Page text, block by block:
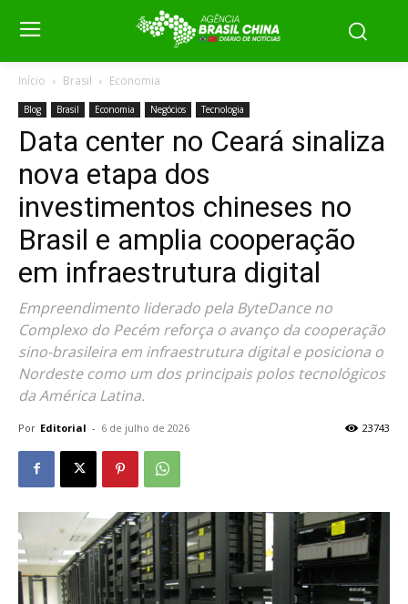
Início Brasil Economia
Blog Brasil Economia Negócios Tecnologia
Data center no Ceará sinaliza
nova etapa dos
investimentos chineses no
Brasil e amplia cooperação
em infraestrutura digital
Empreendimento liderado pela ByteDance no
Complexo do Pecém reforça o avanço da cooperação
sino-brasileira em infraestrutura digital e posiciona o
Nordeste como um dos principais polos tecnológicos
da América Latina.
Por Editorial - 6 de julho de 2026 23743